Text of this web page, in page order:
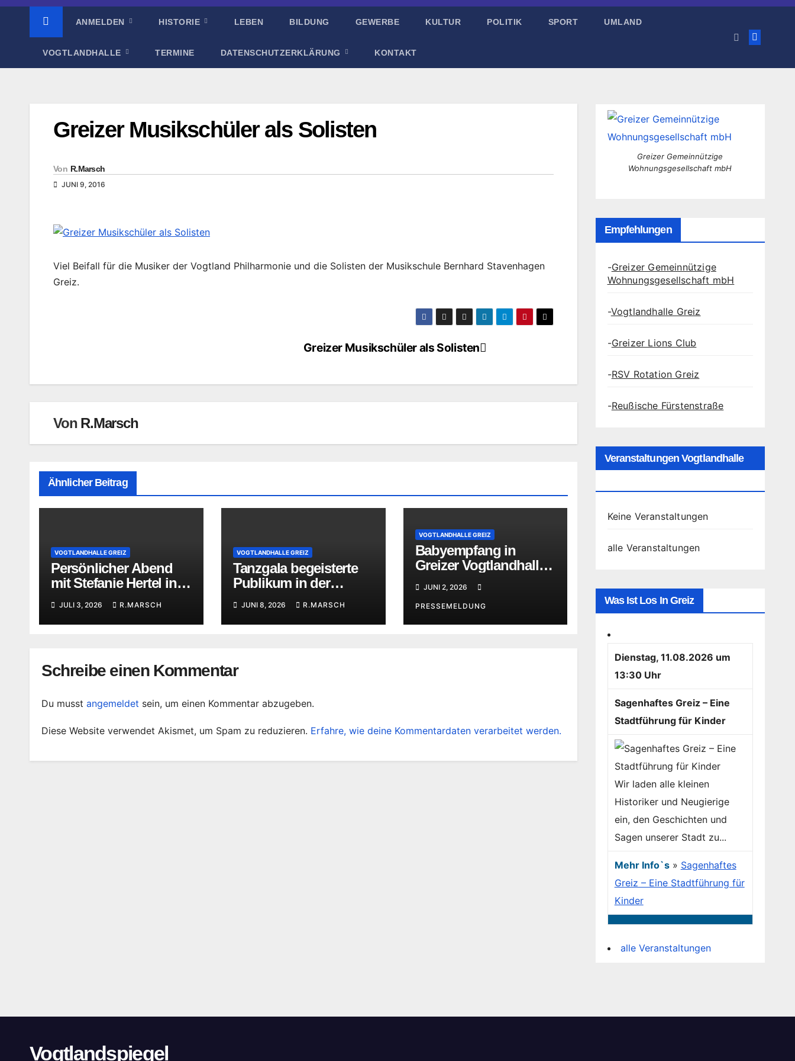
ANMELDEN HISTORIE LEBEN BILDUNG GEWERBE KULTUR POLITIK SPORT UMLAND
VOGTLANDHALLE TERMINE DATENSCHUTZERKLÄRUNG KONTAKT
Greizer Musikschüler als Solisten
Von R.Marsch
JUNI 9, 2016
Viel Beifall für die Musiker der Vogtland Philharmonie und die Solisten der Musikschule Bernhard Stavenhagen
Greiz.
Greizer Musikschüler als Solisten
Von R.Marsch
Ähnlicher Beitrag
VOGTLANDHALLE GREIZ
Persönlicher Abend
mit Stefanie Hertel in
Greiz
JULI 3, 2026 R.MARSCH
VOGTLANDHALLE GREIZ
Tanzgala begeisterte
Publikum in der
JUNI 8, 2026 R.MARSCH
VOGTLANDHALLE GREIZ
Babyempfang in
Greizer Vogtlandhalle
JUNI 2, 2026
PRESSEMELDUNG
Schreibe einen Kommentar
Du musst angemeldet sein, um einen Kommentar abzugeben.
Diese Website verwendet Akismet, um Spam zu reduzieren. Erfahre, wie deine Kommentardaten verarbeitet werden.
Greizer Gemeinnützige
Wohnungsgesellschaft mbH
Empfehlungen
-Greizer Gemeinnützige
Wohnungsgesellschaft mbH
-Vogtlandhalle Greiz
-Greizer Lions Club
-RSV Rotation Greiz
-Reußische Fürstenstraße
Veranstaltungen Vogtlandhalle
Keine Veranstaltungen
alle Veranstaltungen
Was Ist Los In Greiz
Dienstag, 11.08.2026 um
13:30 Uhr
Sagenhaftes Greiz – Eine
Stadtführung für Kinder
Wir laden alle kleinen
Historiker und Neugierige
ein, den Geschichten und
Sagen unserer Stadt zu...
Mehr Info`s» Sagenhaftes
Greiz – Eine Stadtführung für
Kinder
alle Veranstaltungen
Vogtlandspiegel